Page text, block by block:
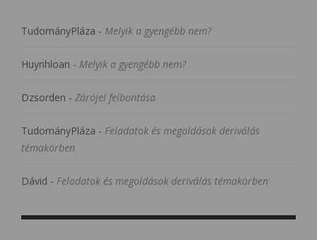
TudományPláza - Melyik a gyengébb nem?
Huynhloan - Melyik a gyengébb nem?
Dzsorden - Zárójel felbontása
TudományPláza - Feladatok és megoldások deriválás
témakörben
Dávid - Feladatok és megoldások deriválás témakörben